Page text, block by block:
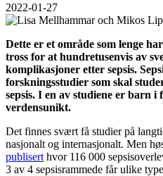
2022-01-27
Dette er et område som lenge
tross for at hundretusenvis av
komplikasjoner etter sepsis.
forskningsstudier som skal
sepsis. I en av studiene er barn i
verdensunikt.
Det finnes svært få studier på
nasjonalt og internasjonalt. Men
publisert hvor 116 000
3 av 4 sepsisrammede får ulike